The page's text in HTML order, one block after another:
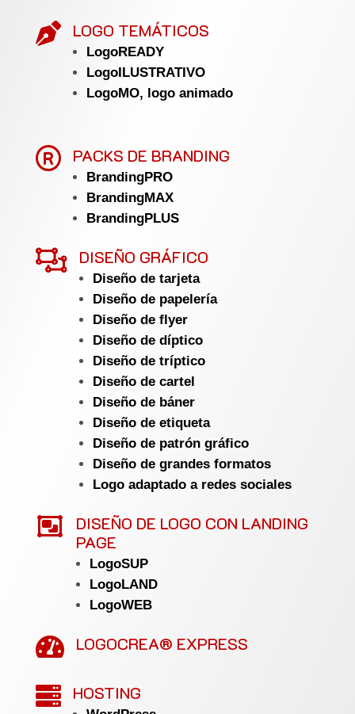
 LOGO TEMÁTICOS
LogoREADY
LogoILUSTRATIVO
LogoMO, logo animado
 PACKS DE BRANDING
BrandingPRO
BrandingMAX
BrandingPLUS
 DISEÑO GRÁFICO
Diseño de tarjeta
Diseño de papelería
Diseño de flyer
Diseño de díptico
Diseño de tríptico
Diseño de cartel
Diseño de báner
Diseño de etiqueta
Diseño de patrón gráfico
Diseño de grandes formatos
Logo adaptado a redes sociales

DISEÑO DE LOGO CON LANDING
PAGE
LogoSUP
LogoLAND
LogoWEB
 LOGOCREA® EXPRESS
 HOSTING